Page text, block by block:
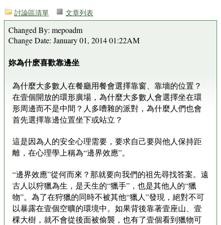
討論區清單 文章列表
Changed By: mepoadm
Change Date: January 01, 2014 01:22AM
妳為什麽喜歡靠邊坐
為什麼大多數人在餐廳用餐會選擇靠窗、靠墻的位置？
在壹個開放的環形廣場，為什麼大多數人會選擇坐在環
形周邊而不是中間？人多嘈雜的派對，為什麼人們也會
首先選擇靠邊位置坐下或站立？
這是因為人的安全心理需要，要求自己要與他人保持距
離，在心理學上稱為“邊界效應”。
“邊界效應”從何而來？那就要向我們的祖先尋找答案。遠
古人以狩獵為生，是天生的“獵手”，也是其他人的“獵
物”。為了在狩獵的同時不被其他“獵人”發現，絕對不可
以暴露在壹個空曠的環境中。如果背後靠著壹座山、壹
棵大樹，就不會從後面被偷襲，也有了壹個看到獵物可